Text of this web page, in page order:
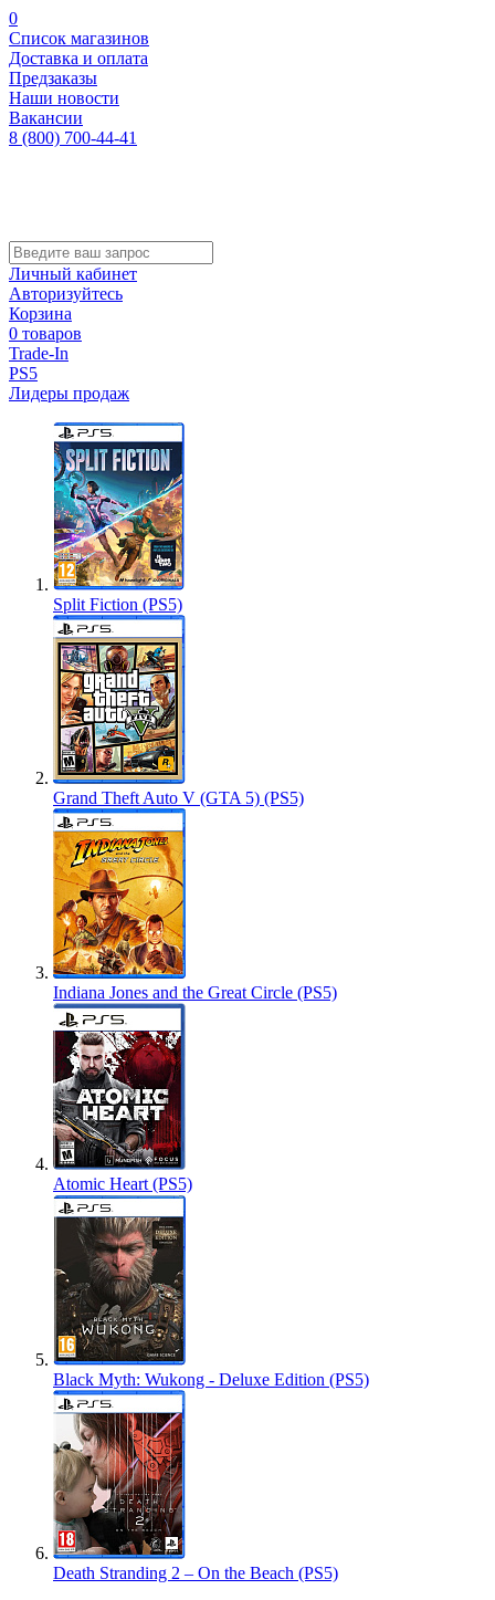
0
Список магазинов
Доставка и оплата
Предзаказы
Наши новости
Вакансии
8 (800) 700-44-41
Личный кабинет
Авторизуйтесь
Корзина
0 товаров
Trade-In
PS5
Лидеры продаж
Split Fiction (PS5)
Grand Theft Auto V (GTA 5) (PS5)
Indiana Jones and the Great Circle (PS5)
Atomic Heart (PS5)
Black Myth: Wukong - Deluxe Edition (PS5)
Death Stranding 2 – On the Beach (PS5)